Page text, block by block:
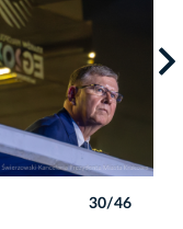
30/46